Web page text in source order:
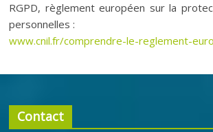
RGPD, règlement européen sur la
personnelles :
www.cnil.fr/comprendre-le-reglement-
Contact